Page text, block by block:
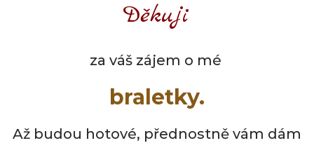
Děkuji
za váš zájem o mé
braletky.
Až budou hotové, přednostně vám dám